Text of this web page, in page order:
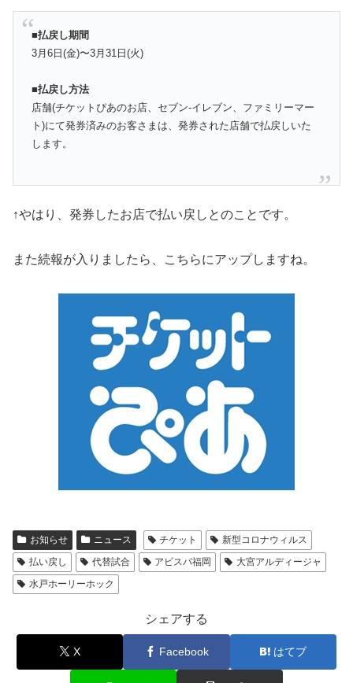
■払戻し期間
3月6日(金)〜3月31日(火)
■払戻し方法
店舗(チケットぴあのお店、セブン-イレブン、ファミリーマー
ト)にて発券済みのお客さまは、発券された店舗で払戻しいた
します。
↑やはり、発券したお店で払い戻しとのことです。
また続報が入りましたら、こちらにアップしますね。
お知らせ ニュース チケット
新型コロナウィルス
払い戻し
代替試合 アビスパ福岡
大宮アルディージャ
水戸ホーリーホック
シェアする
X Facebook はてブ